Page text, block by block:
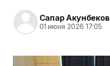
Сапар Акунбеков
01 июня 2026 17:05